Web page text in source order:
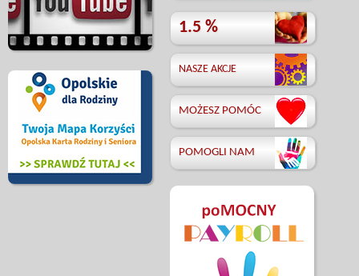
1.5 %
NASZE AKCJE
MOŻESZ POMÓC
POMOGLI NAM